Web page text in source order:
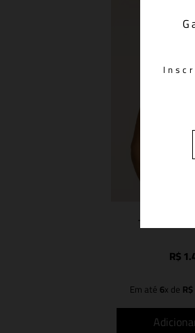
TOP LOU
R$1.
Em até 6x de R$